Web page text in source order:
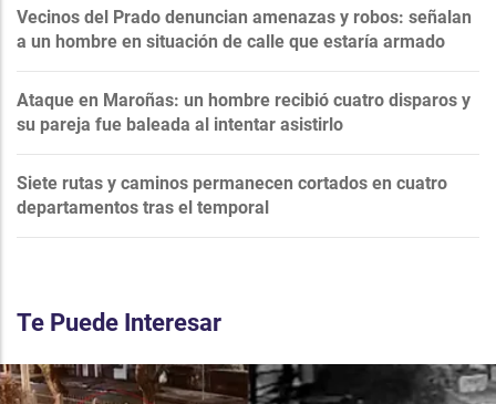
Vecinos del Prado denuncian amenazas y robos: señalan
a un hombre en situación de calle que estaría armado
Ataque en Maroñas: un hombre recibió cuatro disparos y
su pareja fue baleada al intentar asistirlo
Siete rutas y caminos permanecen cortados en cuatro
departamentos tras el temporal
Te Puede Interesar